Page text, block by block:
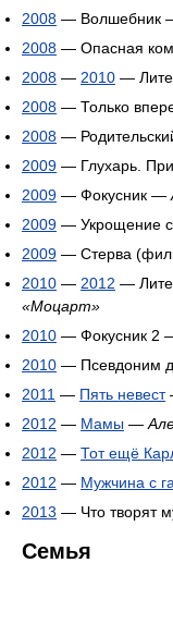
2008 — Волшебник
2008 — Опасная
2008 — 2010 —
2008 — Только
2008 —
2009 — Глухарь.
2009 — Фокусник —
2009 — Укрощение
2009 — Стерва
2010 — 2012 —
«Моцарт»
2010 — Фокусник 2
2010 — Псевдоним
2011 — Пять невест
2012 — Мамы —
2012 — Тот ещё
2012 — Мужчина с
2013 — Что творят
Семья